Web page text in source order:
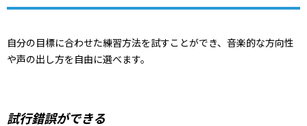
自分の目標に合わせた練習方法を試すことができ、音楽的な方向性
や声の出し方を自由に選べます。
試行錯誤ができる